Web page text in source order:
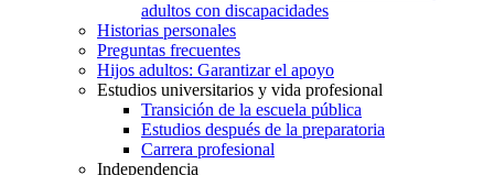
adultos con discapacidades
Historias personales
Preguntas frecuentes
Hijos adultos: Garantizar el apoyo
Estudios universitarios y vida profesional
Transición de la escuela pública
Estudios después de la preparatoria
Carrera profesional
Independencia